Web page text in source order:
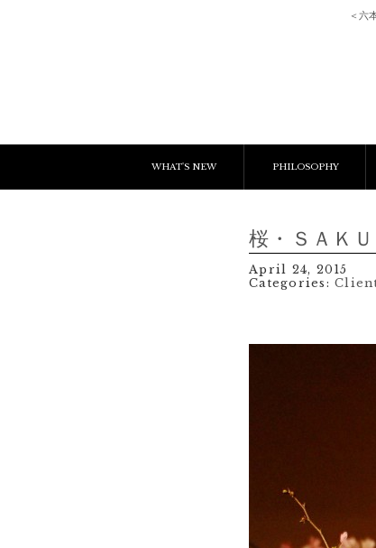
＜六
WHAT'S NEW PHILOSOPHY
桜・ＳＡＫＵ
April 24, 2015
Categories: